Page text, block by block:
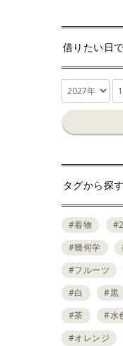
借りたい日
タグから探す
#着物
#幾何学
#フルーツ
#白
#黒
#茶
#水
#オレンジ